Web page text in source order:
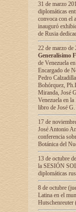
31 de marzo
diplomáticas
convoca con el
inauguró
de Rusia
22 de marzo
Generalísimo
de Venezuela
Encargado de
Pedro
Bohórquez,
Miranda, José
Venezuela en
libro de José
17 de
José Antonio
conferencia
Botánica del
13 de octubre
la SESIÓN
diplomáticas
8 de octubre
Latina en el